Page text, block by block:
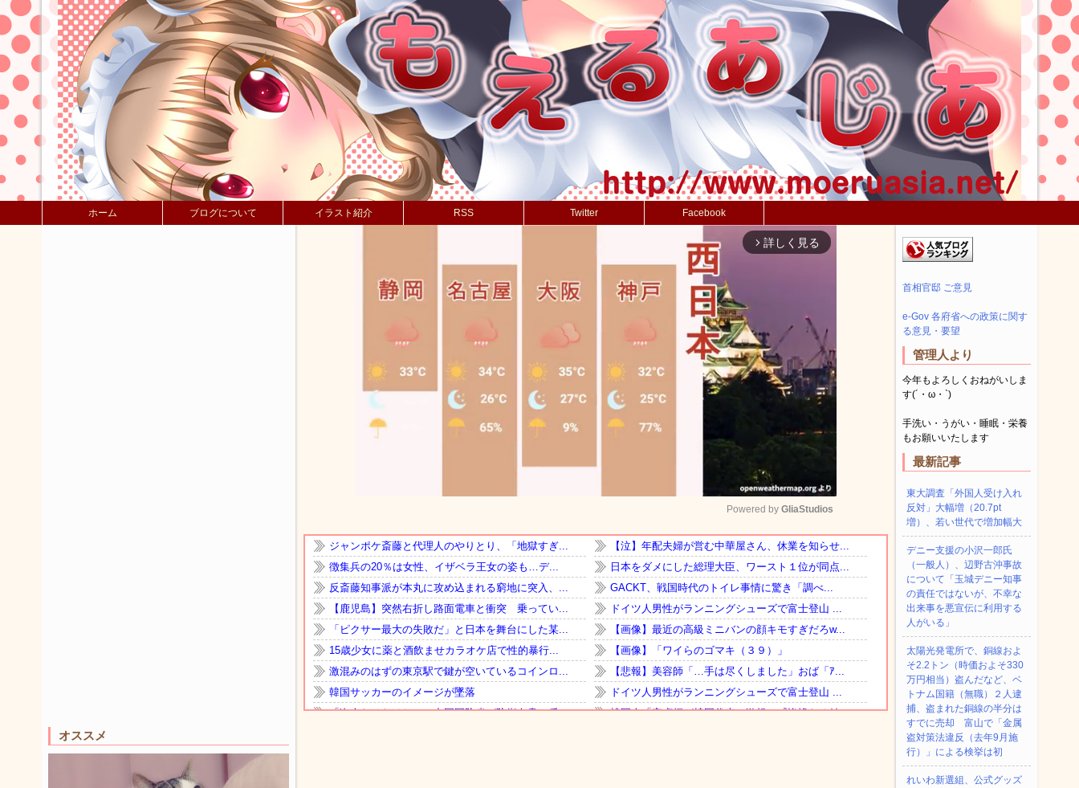
ホーム ブログについて イラスト紹介 RSS Twitter Facebook
オススメ
arrow_forward_ios 詳しく見る
Mute
Powered by GliaStudios
首相官邸 ご意見
e-Gov 各府省への政策に関す
る意見・要望
管理人より
今年もよろしくおねがいしま
す(´・ω・`)
手洗い・うがい・睡眠・栄養
もお願いいたします
最新記事
東大調査「外国人受け入れ
反対」大幅増（20.7pt
増）、若い世代で増加幅大
デニー支援の小沢一郎氏
（一般人）、辺野古沖事故
について「玉城デニー知事
の責任ではないが、不幸な
出来事を悪宣伝に利用する
人がいる」
太陽光発電所で、銅線およ
そ2.2トン（時価およそ330
万円相当）盗んだなど、ベ
トナム国籍（無職）２人逮
捕、盗まれた銅線の半分は
すでに売却 富山で「金属
盗対策法違反（去年9月施
行）」による検挙は初
れいわ新選組、公式グッズ